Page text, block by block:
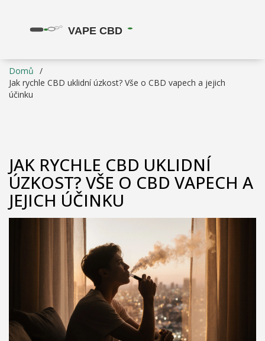
Domů
Jak rychle CBD uklidní úzkost? Vše o CBD vapech a jejich
účinku
JAK RYCHLE CBD UKLIDNÍ
ÚZKOST? VŠE O CBD VAPECH A
JEJICH ÚČINKU